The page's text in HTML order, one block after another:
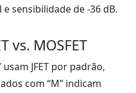
sensibilidade de -36 dB.
vs. MOSFET
JFET por padrão,
com “M” indicam